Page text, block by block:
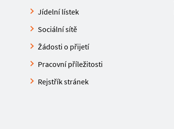
Jídelní lístek
Sociální sítě
Žádosti o přijetí
Pracovní příležitosti
Rejstřík stránek